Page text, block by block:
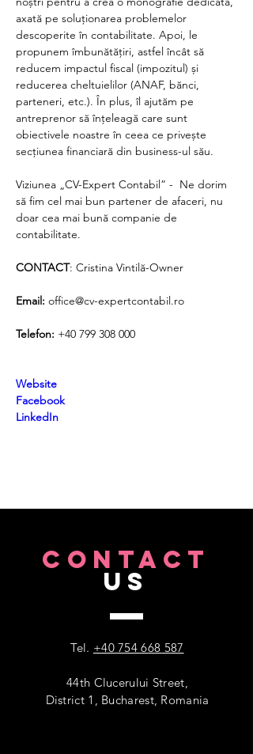
axată pe soluționarea problemelor
descoperite în contabilitate. Apoi, le
propunem îmbunătățiri, astfel încât să
reducem impactul fiscal (impozitul) și
reducerea cheltuielilor (ANAF, bănci,
parteneri, etc.). În plus, îl ajutăm pe
antreprenor să înțeleagă care sunt
obiectivele noastre în ceea ce privește
secțiunea financiară din business-ul său.
Viziunea „CV-Expert Contabil” -  Ne dorim
să fim cel mai bun partener de afaceri, nu
doar cea mai bună companie de
contabilitate.
CONTACT: Cristina Vintilă-Owner
Email: office@cv-expertcontabil.ro
Telefon: +40 799 308 000
Website
Facebook
LinkedIn
CONTACT
US
Tel. +40 754 668 587
44th Clucerului Street,
District 1, Bucharest, Romania